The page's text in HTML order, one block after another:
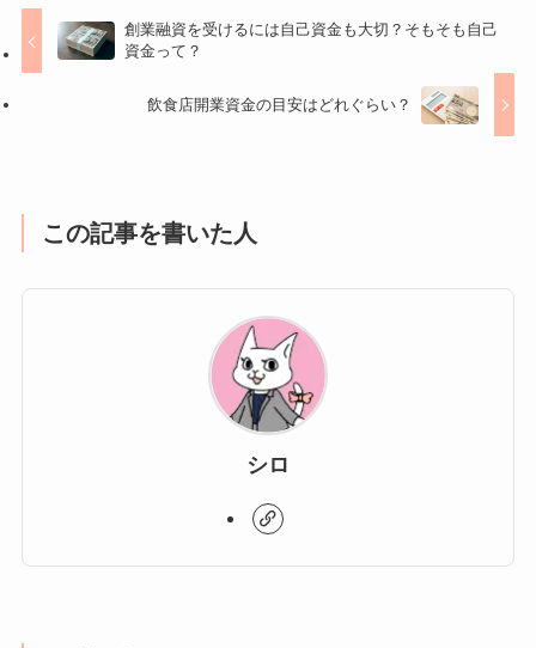
創業融資を受けるには自己資金も大切？そもそも自己
資金って？
飲食店開業資金の目安はどれぐらい？
この記事を書いた人
シロ